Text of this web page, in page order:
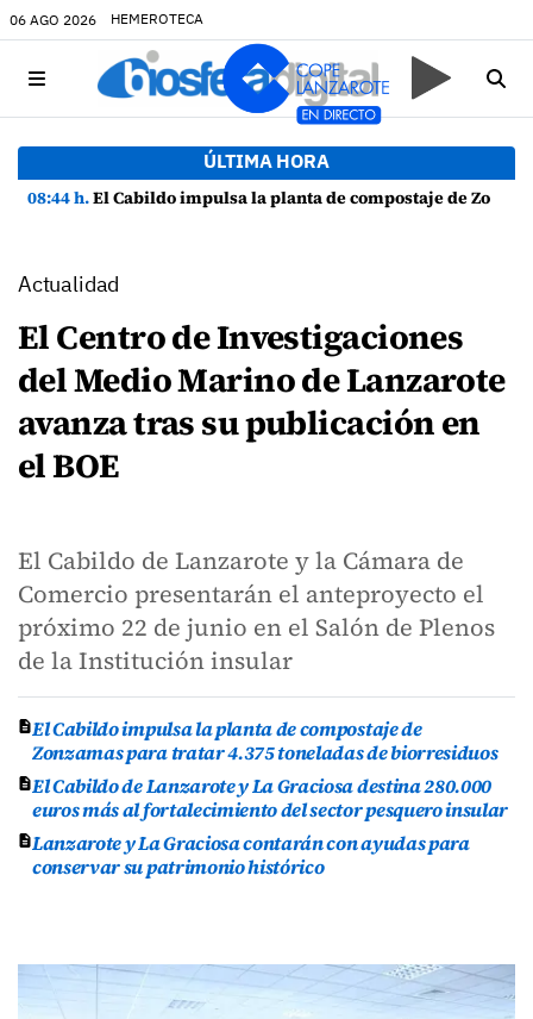
06 AGO 2026 HEMEROTECA
ÚLTIMA HORA
08:44 h.El Cabildo impulsa la planta de compostaje de Zonzamas para tratar 4.375 toneladas de biorresiduos
Actualidad
El Centro de Investigaciones
del Medio Marino de Lanzarote
avanza tras su publicación en
el BOE
El Cabildo de Lanzarote y la Cámara de
Comercio presentarán el anteproyecto el
próximo 22 de junio en el Salón de Plenos
de la Institución insular
El Cabildo impulsa la planta de compostaje de
Zonzamas para tratar 4.375 toneladas de biorresiduos
El Cabildo de Lanzarote y La Graciosa destina 280.000
euros más al fortalecimiento del sector pesquero insular
Lanzarote y La Graciosa contarán con ayudas para
conservar su patrimonio histórico